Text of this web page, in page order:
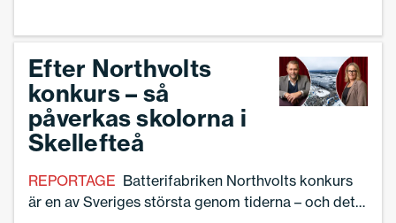
terminstiden, utan tillskott av resurser
Efter Northvolts
konkurs – så
påverkas skolorna i
Skellefteå
REPORTAGE Batterifabriken Northvolts konkurs
är en av Sveriges största genom tiderna – och det